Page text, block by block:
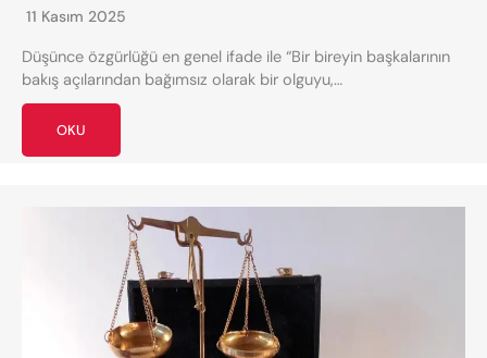
11 Kasım 2025
​Düşünce özgürlüğü en genel ifade ile “Bir bireyin başkalarının
bakış açılarından bağımsız olarak bir olguyu,…
OKU